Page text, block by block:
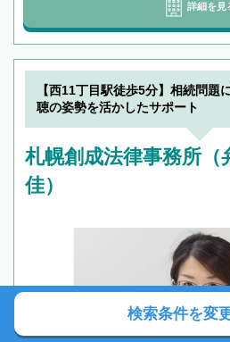
詳細を見
【西11丁目駅徒歩5分】相続問題
聴の姿勢を活かしたサポート
札幌創成法律事務所（
佳）
検索条件を変